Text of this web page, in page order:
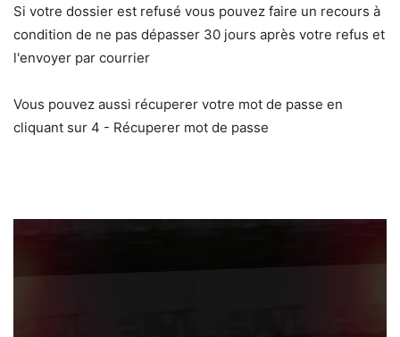
Si votre dossier est refusé vous pouvez faire un recours à
condition de ne pas dépasser 30 jours après votre refus et
l'envoyer par courrier
Vous pouvez aussi récuperer votre mot de passe en
cliquant sur 4 - Récuperer mot de passe